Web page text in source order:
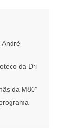
André
da Dri
da M80”